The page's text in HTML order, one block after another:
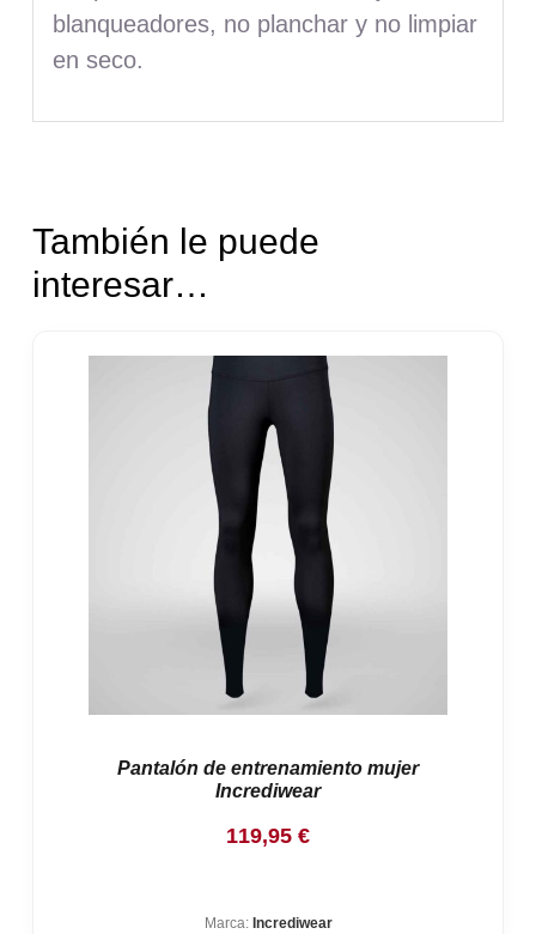
blanqueadores, no planchar y no limpiar
en seco.
También le puede
interesar…
Pantalón de entrenamiento mujer
Incrediwear
119,95 €
Marca: Incrediwear